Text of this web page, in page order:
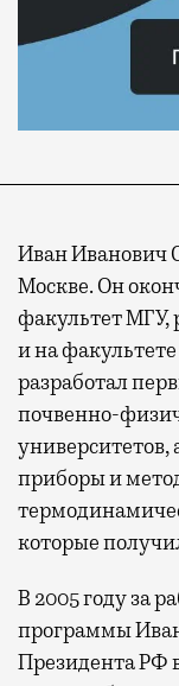
Иван Иванович
Москве. Он
факультет МГУ,
и на
разработал
почвенно-
университетов,
приборы и
которые
В 2005 году за
программы
Президента РФ